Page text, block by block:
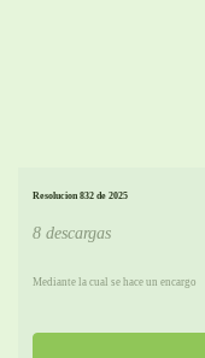
Resolucion 832 de 2025
8 descargas
Mediante la cual se hace un encargo